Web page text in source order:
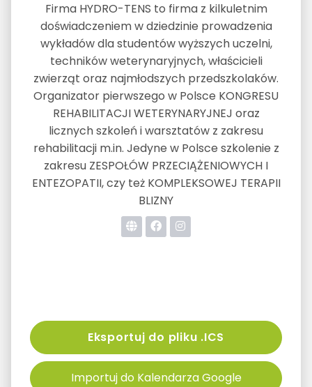
Firma HYDRO-TENS to firma z kilkuletnim
doświadczeniem w dziedzinie prowadzenia
wykładów dla studentów wyższych uczelni,
techników weterynaryjnych, właścicieli
zwierząt oraz najmłodszych przedszkolaków.
Organizator pierwszego w Polsce KONGRESU
REHABILITACJI WETERYNARYJNEJ oraz
licznych szkoleń i warsztatów z zakresu
rehabilitacji m.in. Jedyne w Polsce szkolenie z
zakresu ZESPOŁÓW PRZECIĄŻENIOWYCH I
ENTEZOPATII, czy też KOMPLEKSOWEJ TERAPII
BLIZNY
Eksportuj do pliku .ICS
Importuj do Kalendarza Google